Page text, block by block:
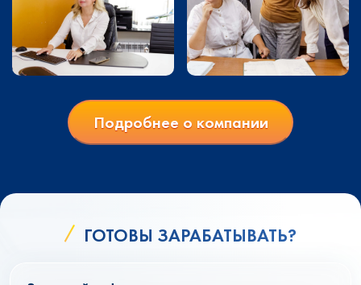
Подробнее о компании
ГОТОВЫ ЗАРАБАТЫВАТЬ?